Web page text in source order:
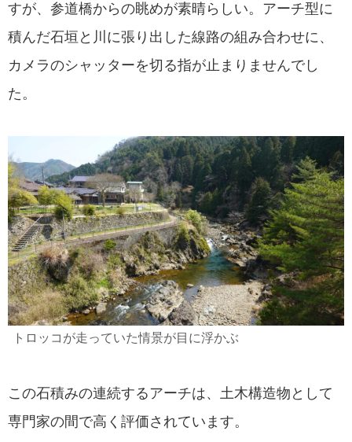
すが、参道橋からの眺めが素晴らしい。アーチ型に
積んだ石垣と川に張り出した線路の組み合わせに、
カメラのシャッターを切る指が止まりませんでし
た。
トロッコが走っていた情景が目に浮かぶ
この石積みの連続するアーチは、土木構造物として
専門家の間で高く評価されています。